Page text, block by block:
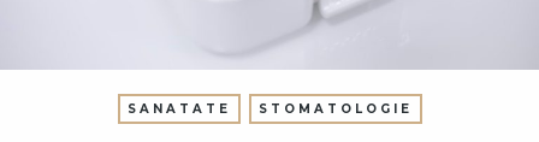
SANATATE STOMATOLOGIE